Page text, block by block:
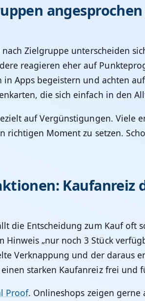
Zielgruppe unterscheiden
reagieren eher auf
Apps begeistern und achten
die sich einfach in den
auf Vergünstigungen. Viele
richtigen Moment zu setzen.
Kaufanreiz
die Entscheidung zum Kauf oft
„nur noch 3 Stück
Verknappung und der daraus
starken Kaufanreiz frei
Proof. Onlineshops zeigen